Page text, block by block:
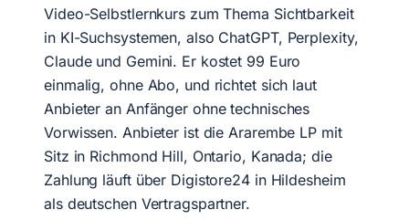
Video-Selbstlernkurs zum Thema Sichtbarkeit
in KI-Suchsystemen, also ChatGPT, Perplexity,
Claude und Gemini. Er kostet 99 Euro
einmalig, ohne Abo, und richtet sich laut
Anbieter an Anfänger ohne technisches
Vorwissen. Anbieter ist die Ararembe LP mit
Sitz in Richmond Hill, Ontario, Kanada; die
Zahlung läuft über Digistore24 in Hildesheim
als deutschen Vertragspartner.